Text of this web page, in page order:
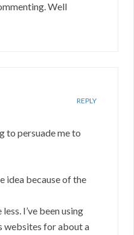
Well
REPLY
to persuade me to
idea because of the
I’ve been using
websites for about a